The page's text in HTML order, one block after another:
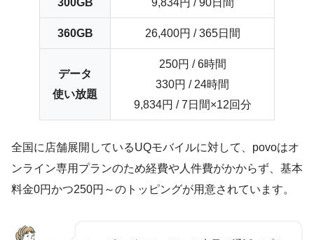
300GB 9,834円 / 90日間
360GB 26,400円 / 365日間
データ
使い放題
250円 / 6時間
330円 / 24時間
9,834円 / 7日間×12回分
全国に店舗展開しているUQモバイルに対して、povoはオ
ンライン専用プランのため経費や人件費がかからず、基本
料金0円かつ250円～のトッピングが用意されています。